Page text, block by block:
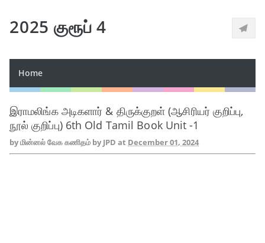
2025 குரூப் 4
Home
இராமலிங்க அடிகளார் & திருக்குறள் (ஆசிரியர் குறிப்பு,
நூல் குறிப்பு) 6th Old Tamil Book Unit -1
byமின்னல் வேக கணிதம் by JPD at December 01, 2024